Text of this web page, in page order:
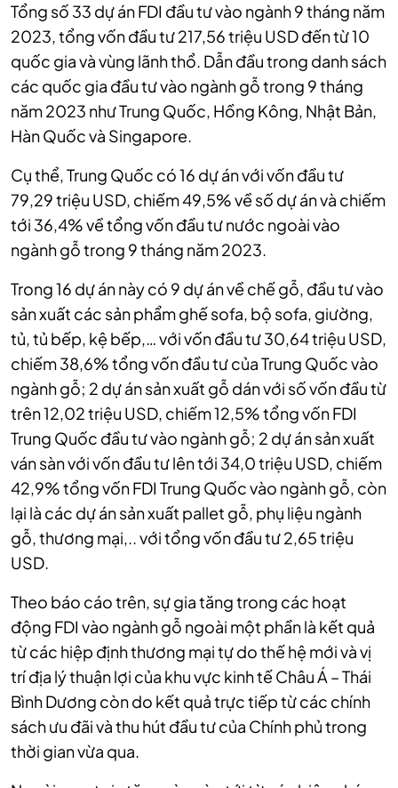
Tổng số 33 dự án FDI đầu tư vào ngành 9 tháng năm
2023, tổng vốn đầu tư 217,56 triệu USD đến từ 10
quốc gia và vùng lãnh thổ. Dẫn đầu trong danh sách
các quốc gia đầu tư vào ngành gỗ trong 9 tháng
năm 2023 như Trung Quốc, Hồng Kông, Nhật Bản,
Hàn Quốc và Singapore.
Cụ thể, Trung Quốc có 16 dự án với vốn đầu tư
79,29 triệu USD, chiếm 49,5% về số dự án và chiếm
tới 36,4% về tổng vốn đầu tư nước ngoài vào
ngành gỗ trong 9 tháng năm 2023.
Trong 16 dự án này có 9 dự án về chế gỗ, đầu tư vào
sản xuất các sản phẩm ghế sofa, bộ sofa, giường,
tủ, tủ bếp, kệ bếp,… với vốn đầu tư 30,64 triệu USD,
chiếm 38,6% tổng vốn đầu tư của Trung Quốc vào
ngành gỗ; 2 dự án sản xuất gỗ dán với số vốn đầu từ
trên 12,02 triệu USD, chiếm 12,5% tổng vốn FDI
Trung Quốc đầu tư vào ngành gỗ; 2 dự án sản xuất
ván sàn với vốn đầu tư lên tới 34,0 triệu USD, chiếm
42,9% tổng vốn FDI Trung Quốc vào ngành gỗ, còn
lại là các dự án sản xuất pallet gỗ, phụ liệu ngành
gỗ, thương mại,.. với tổng vốn đầu tư 2,65 triệu
USD.
Theo báo cáo trên, sự gia tăng trong các hoạt
động FDI vào ngành gỗ ngoài một phần là kết quả
từ các hiệp định thương mại tự do thế hệ mới và vị
trí địa lý thuận lợi của khu vực kinh tế Châu Á – Thái
Bình Dương còn do kết quả trực tiếp từ các chính
sách ưu đãi và thu hút đầu tư của Chính phủ trong
thời gian vừa qua.